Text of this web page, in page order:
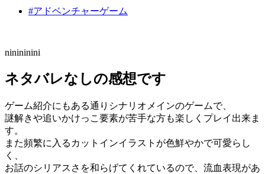
#アドベンチャーゲーム
ninininini
ネタバレなしの感想です
ゲーム紹介にもある通りシナリオメインのゲームで、
謎解きや追いかけっこ要素が苦手な方も楽しくプレイ出来ま
す。
また頻繁に入るカットインイラストが色鮮やかで可愛らし
く、
お話のシリアスさを和らげてくれているので、流血表現があ